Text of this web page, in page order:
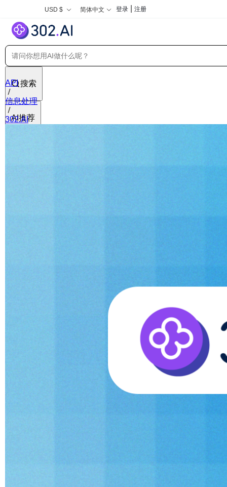
USD $ 简体中文 登录 注册
搜索
AI推荐
API
信息处理
302.AI